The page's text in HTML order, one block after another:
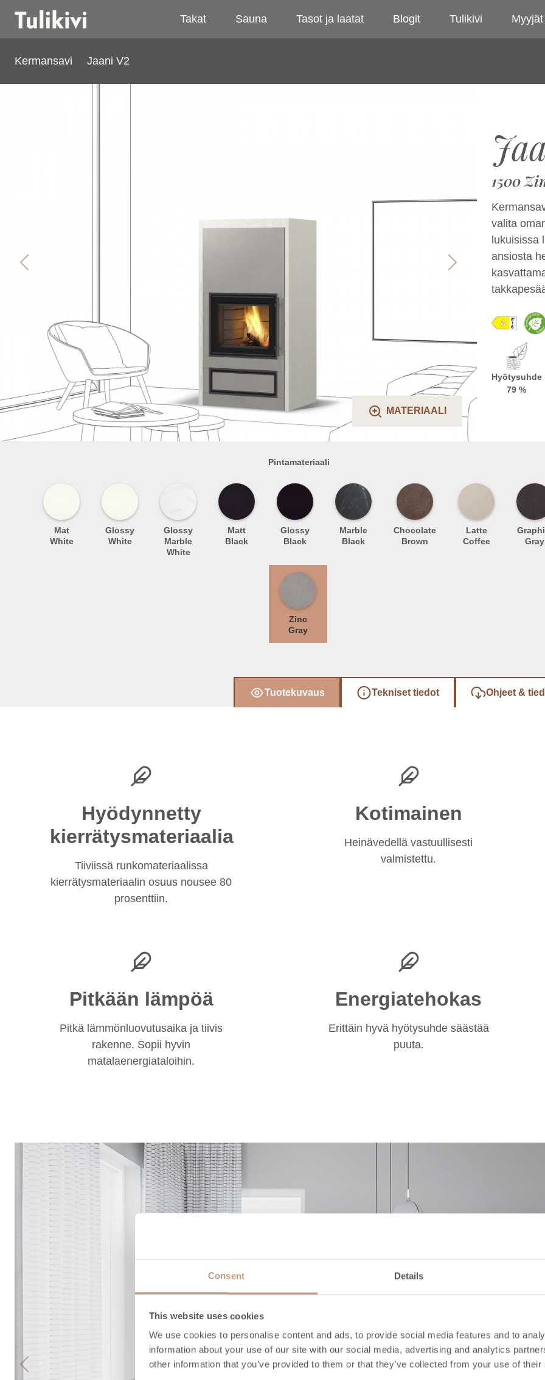
Consent Details
This website uses cookies
We use cookies to personalise content and ads, to provide social media features and to
information about your use of our site with our social media, advertising and analytics
other information that you’ve provided to them or that they’ve collected from your use of
Takat Sauna Tasot ja laatat Blogit Tulikivi Myyjät
Kermansavi Jaani V2
Previous Next
MATERIAALI
1500
valita
lukuisissa
ansiosta
Hyötysuhde
79 %
Pintamateriaali
Mat
White
Glossy
White
Glossy
Marble
White
Matt
Black
Glossy
Black
Marble
Black
Chocolate
Brown
Latte
Coffee
Gray
Zinc
Gray
Tuotekuvaus Tekniset tiedot Ohjeet &
Hyödynnetty
kierrätysmateriaalia
Tiiviissä runkomateriaalissa
kierrätysmateriaalin osuus nousee 80
prosenttiin.
Kotimainen
Heinävedellä vastuullisesti
valmistettu.
Pitkään lämpöä
Pitkä lämmönluovutusaika ja tiivis
rakenne. Sopii hyvin
matalaenergiataloihin.
Energiatehokas
Erittäin hyvä hyötysuhde säästää
puuta.
Previous